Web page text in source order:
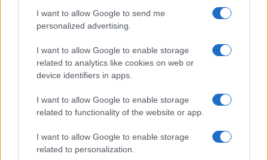
I want to allow Google to send me
personalized advertising.
I want to allow Google to enable storage
related to analytics like cookies on web or
device identifiers in apps.
I want to allow Google to enable storage
related to functionality of the website or app.
I want to allow Google to enable storage
related to personalization.
A teljes cikkitt olvasható